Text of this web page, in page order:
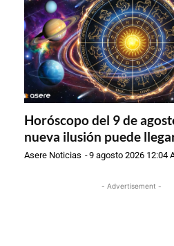
Horóscopo del 9 de
nueva ilusión puede
Asere Noticias -9 agosto 2026 12:04
- Advertisement -